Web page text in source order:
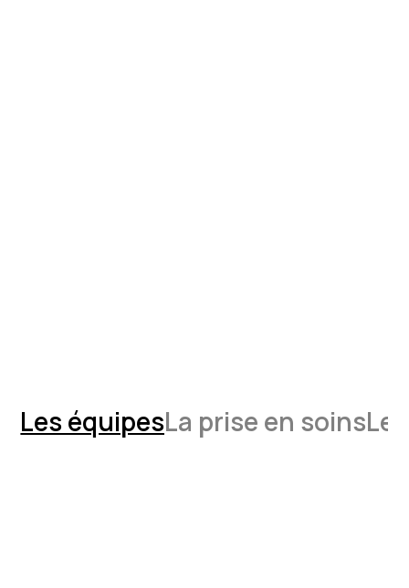
Les équipesLa prise en soins